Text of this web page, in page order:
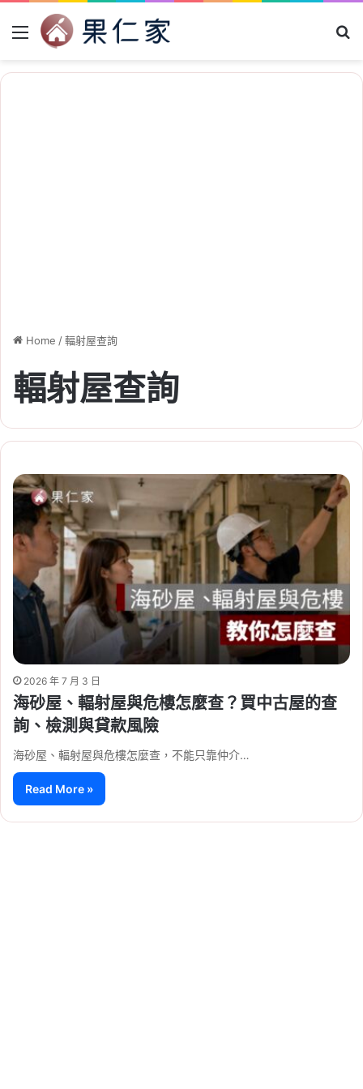
Menu
Home /輻射屋查詢
輻射屋查詢
2026 年 7 月 3 日
海砂屋、輻射屋與危樓怎麼查？買中古屋的查
詢、檢測與貸款風險
海砂屋、輻射屋與危樓怎麼查，不能只靠仲介…
Read More »